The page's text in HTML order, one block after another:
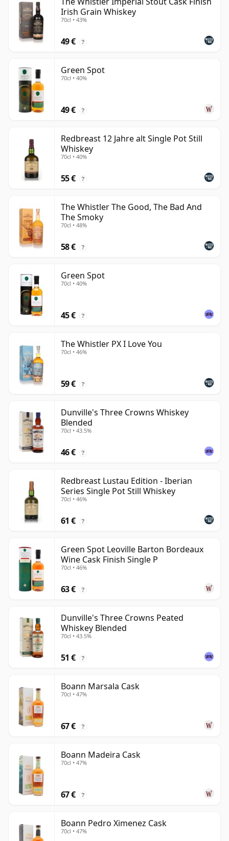
Irish Grain Whiskey
70cl • 43%
49 € ?
Green Spot
70cl • 40%
49 € ?
Redbreast 12 Jahre alt Single Pot Still
Whiskey
70cl • 40%
55 € ?
The Whistler The Good, The Bad And
The Smoky
70cl • 48%
58 € ?
Green Spot
70cl • 40%
45 € ?
The Whistler PX I Love You
70cl • 46%
59 € ?
Dunville's Three Crowns Whiskey
Blended
70cl • 43.5%
46 € ?
Redbreast Lustau Edition - Iberian
Series Single Pot Still Whiskey
70cl • 46%
61 € ?
Green Spot Leoville Barton Bordeaux
Wine Cask Finish Single P
70cl • 46%
63 € ?
Dunville's Three Crowns Peated
Whiskey Blended
70cl • 43.5%
51 € ?
Boann Marsala Cask
70cl • 47%
67 € ?
Boann Madeira Cask
70cl • 47%
67 € ?
Boann Pedro Ximenez Cask
70cl • 47%